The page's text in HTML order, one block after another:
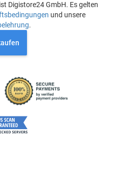
Digistore24 GmbH. Es gelten
und unsere
.